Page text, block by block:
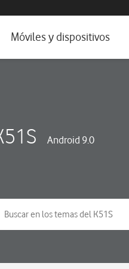
e idioma
Móviles y dispositivos
Android 9.0